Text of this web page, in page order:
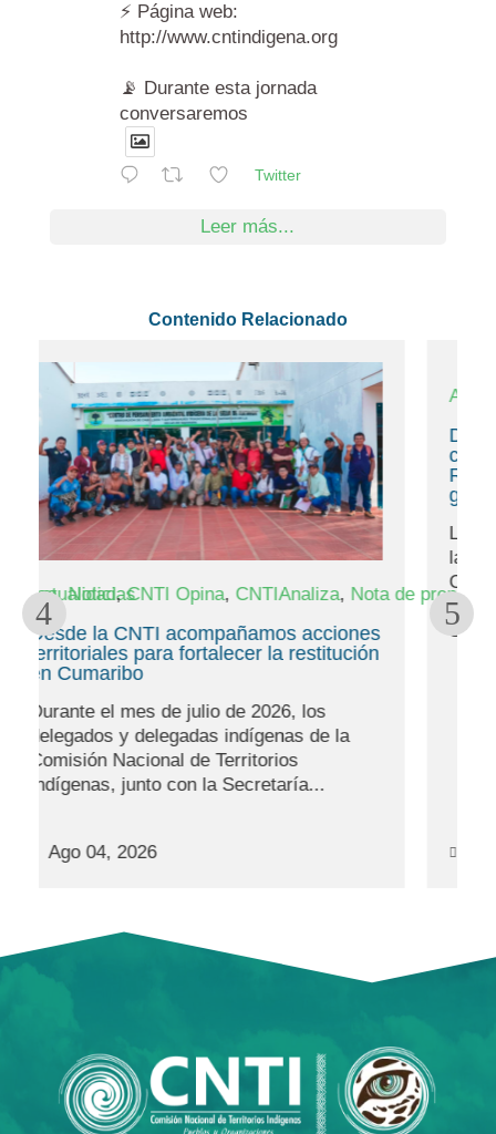
⚡️ Página web:
http://www.cntindigena.org
📡 Durante esta jornada
conversaremos
Twitter
Leer más...
Contenido Relacionado
de prensa,Noticias
Actualidad, CNTI Opina ,CNTIAnaliza, Nota de
Desde la CNTI rechazamos el atentado
contra la Autoridad Mayor del
Resguardo Kwe’sx Yu Kiwe y exigimos
garantías para el Pueblo Nasa
Los delegados y delegadas indígenas de
las organizaciones que integran la
Comisión Nacional de Territorios
Indígenas (CNTI), junto con la
Secretaría...
Ago 01, 2026